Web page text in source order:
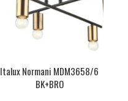
Italux Normani MDM3658/6
BK+BRO